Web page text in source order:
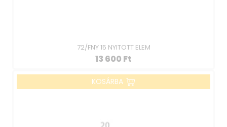
72/FNY 15 NYITOTT ELEM
13 600 Ft
KOSÁRBA